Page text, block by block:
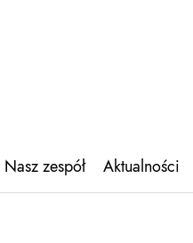
Nasz zespół Aktualności